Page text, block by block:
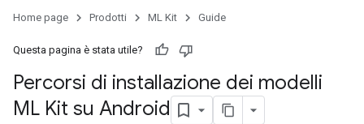
Home page Prodotti ML Kit Guide
Questa pagina è stata utile?
Percorsi di installazione dei modelli
ML Kit su Android